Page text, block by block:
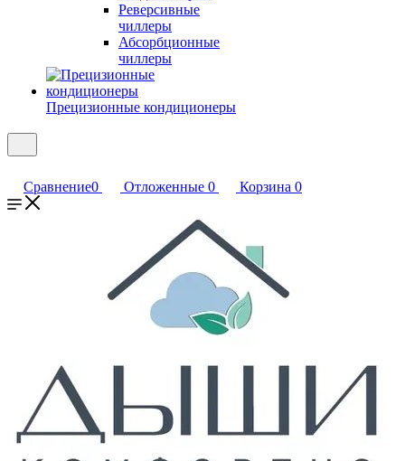
Реверсивные
чиллеры
Абсорбционные
чиллеры
Прецизионные кондиционеры
Сравнение0 Отложенные 0 Корзина 0